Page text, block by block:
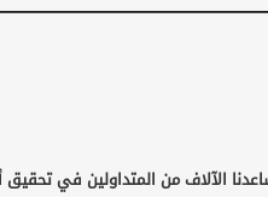
الآلاف من المتداولين في